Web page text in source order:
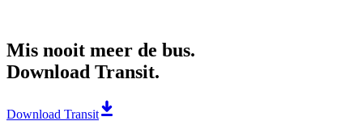
Mis nooit meer de bus.
Download Transit.
Download Transit